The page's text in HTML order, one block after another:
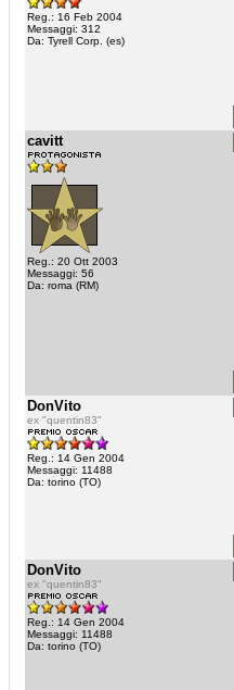
Reg.: 16 Feb 2004
Messaggi: 312
Da: Tyrell Corp. (es)
cavitt
Reg.: 20 Ott 2003
Messaggi: 56
Da: roma (RM)
DonVito
ex "quentin83"
Reg.: 14 Gen 2004
Messaggi: 11488
Da: torino (TO)
DonVito
ex "quentin83"
Reg.: 14 Gen 2004
Messaggi: 11488
Da: torino (TO)